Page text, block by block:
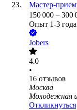
Мастер-
150 000 – 300
Опыт 1-3 года
Jobers
4.0
•
16 отзывов
Москва
Молодежная
Откликнуться